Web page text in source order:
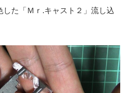
した「Ｍｒ.キャスト２」流し込